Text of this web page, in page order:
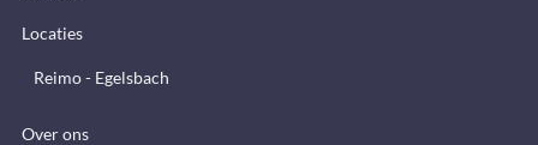
Locaties
Reimo - Egelsbach
Over ons